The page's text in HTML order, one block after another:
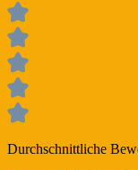
Durchschnittliche